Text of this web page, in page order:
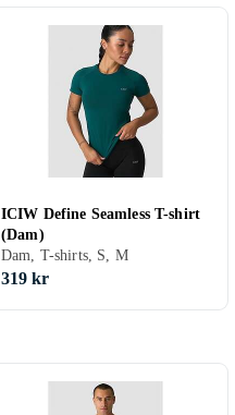
ICIW Define Seamless T-shirt
(Dam)
Dam, T-shirts, S, M
319 kr